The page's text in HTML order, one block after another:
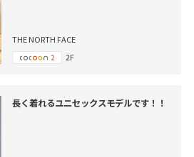
THE NORTH FACE
2F
長く着れるユニセックスモデルです！！